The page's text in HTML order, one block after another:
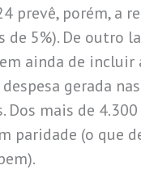
prevê, porém, a
de 5%). De outro
ainda de incluir
gerada nas
Dos mais de
paridade (o que